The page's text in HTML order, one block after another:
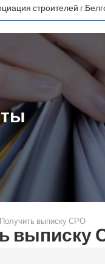
строителей
Получить выписку СРО
выписку